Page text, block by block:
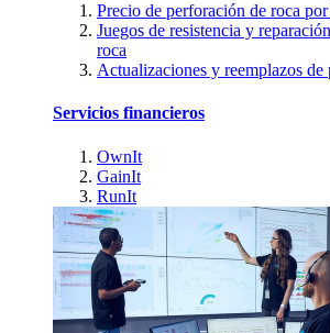
Precio de perforación de roca
Juegos de resistencia y
roca
Actualizaciones y reemplazos de
Servicios financieros
OwnIt
GainIt
RunIt